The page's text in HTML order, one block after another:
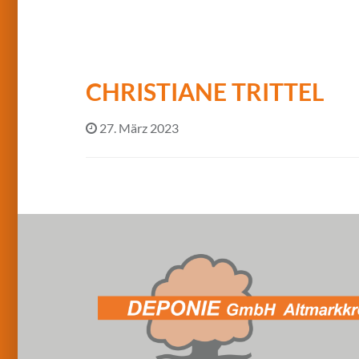
CHRISTIANE TRITTEL
27. März 2023